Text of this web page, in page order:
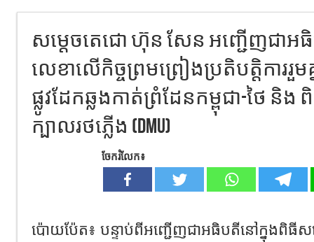
សម្តេចតេជោ ហ៊ុន សែន អញ្ជើញជាអ
លេខាលើកិច្ចព្រមព្រៀងប្រតិបត្តិការរួ
ផ្លូវដែកឆ្លងកាត់ព្រំដែនកម្ពុជា-ថៃ
ក្បាលរថភ្លើង (DMU)
ចែករំលែក៖
ប៉ោយប៉ែត៖ បន្ទាប់ពីអញ្ជើញជាអធិបតីនៅក្នុងពិធីស